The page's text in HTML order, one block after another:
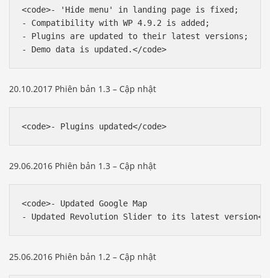
<code>- 'Hide menu' in landing page is fixed;
- Compatibility with WP 4.9.2 is added;
- Plugins are updated to their latest versions;
- Demo data is updated.</code>
20.10.2017 Phiên bản 1.3 – Cập nhật
<code>- Plugins updated</code>
29.06.2016 Phiên bản 1.3 – Cập nhật
<code>- Updated Google Map
- Updated Revolution Slider to its latest version</
25.06.2016 Phiên bản 1.2 – Cập nhật